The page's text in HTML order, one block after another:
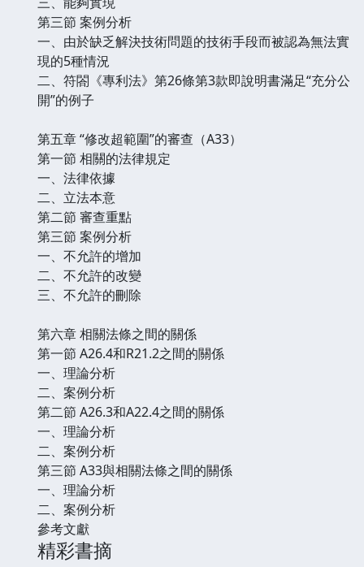
第三節 案例分析
一、由於缺乏解決技術問題的技術手段而被認為無法實
現的5種情況
二、符閤《專利法》第26條第3款即說明書滿足“充分公
開”的例子
第五章 “修改超範圍”的審查（A33）
第一節 相關的法律規定
一、法律依據
二、立法本意
第二節 審查重點
第三節 案例分析
一、不允許的增加
二、不允許的改變
三、不允許的刪除
第六章 相關法條之間的關係
第一節 A26.4和R21.2之間的關係
一、理論分析
二、案例分析
第二節 A26.3和A22.4之間的關係
一、理論分析
二、案例分析
第三節 A33與相關法條之間的關係
一、理論分析
二、案例分析
參考文獻
精彩書摘